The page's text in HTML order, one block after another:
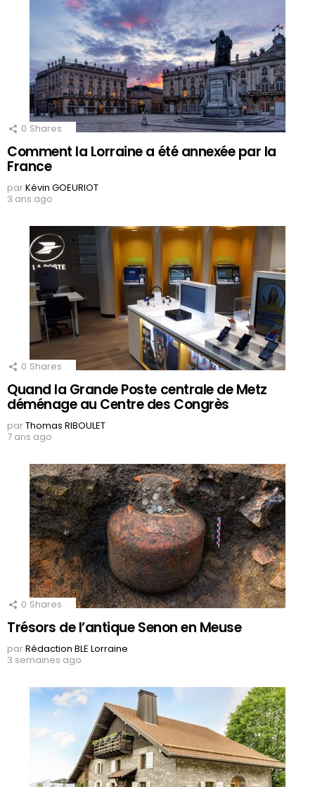
0 Shares
Comment la Lorraine a été annexée par la
France
parKévin GOEURIOT
3 ans ago
0 Shares
Quand la Grande Poste centrale de Metz
déménage au Centre des Congrès
parThomas RIBOULET
7 ans ago
0 Shares
Trésors de l’antique Senon en Meuse
parRédaction BLE Lorraine
3 semaines ago